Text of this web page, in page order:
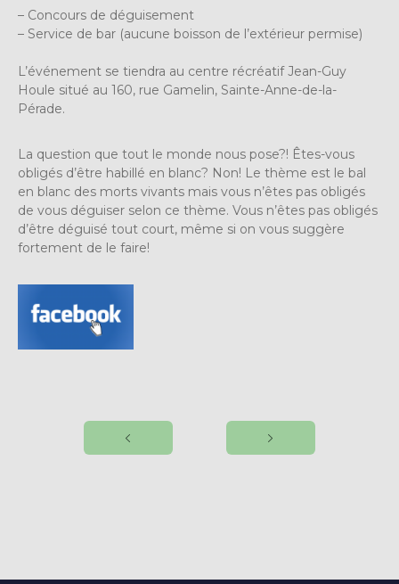
– Concours de déguisement
– Service de bar (aucune boisson de l’extérieur permise)
L’événement se tiendra au centre récréatif Jean-Guy
Houle situé au 160, rue Gamelin, Sainte-Anne-de-la-
Pérade.
La question que tout le monde nous pose?! Êtes-vous
obligés d’être habillé en blanc? Non! Le thème est le bal
en blanc des morts vivants mais vous n’êtes pas obligés
de vous déguiser selon ce thème. Vous n’êtes pas obligés
d’être déguisé tout court, même si on vous suggère
fortement de le faire!